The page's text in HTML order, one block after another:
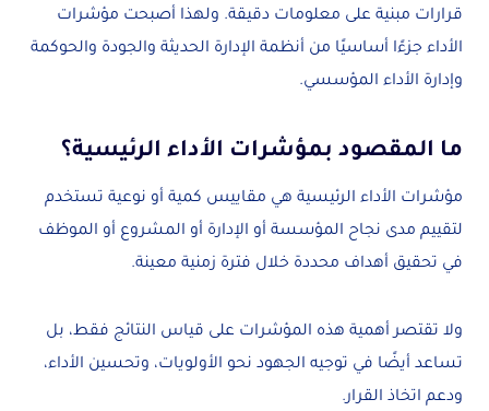
قرارات مبنية على معلومات دقيقة. ولهذا أصبحت مؤشرات
الأداء جزءًا أساسيًا من أنظمة الإدارة الحديثة والجودة والحوكمة
وإدارة الأداء المؤسسي.
ما المقصود بمؤشرات الأداء الرئيسية؟
مؤشرات الأداء الرئيسية هي مقاييس كمية أو نوعية تستخدم
لتقييم مدى نجاح المؤسسة أو الإدارة أو المشروع أو الموظف
في تحقيق أهداف محددة خلال فترة زمنية معينة.
ولا تقتصر أهمية هذه المؤشرات على قياس النتائج فقط، بل
تساعد أيضًا في توجيه الجهود نحو الأولويات، وتحسين الأداء،
ودعم اتخاذ القرار.